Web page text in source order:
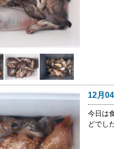
12月
今日は
どでし